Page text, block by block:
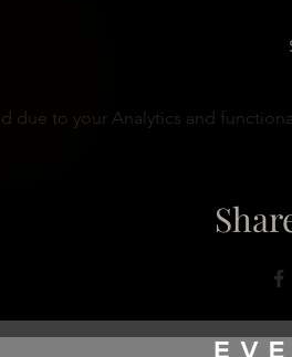
due to your Analytics and